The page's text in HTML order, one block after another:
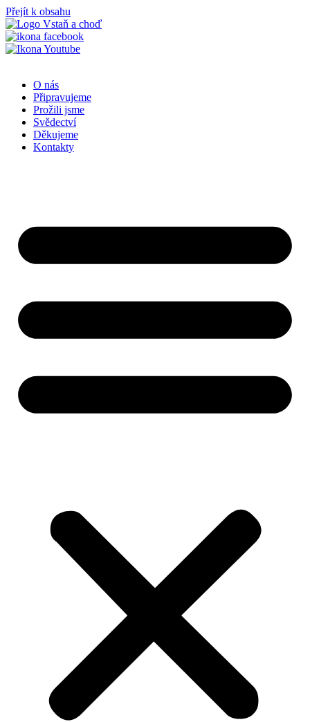
Přejít k obsahu
O nás
Připravujeme
Prožili jsme
Svědectví
Děkujeme
Kontakty